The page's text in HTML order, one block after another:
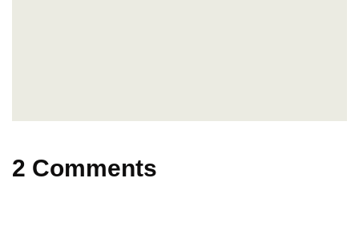
2 Comments